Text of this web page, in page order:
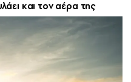
και τον αέρα της